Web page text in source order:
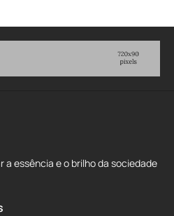
essência e o brilho da sociedade